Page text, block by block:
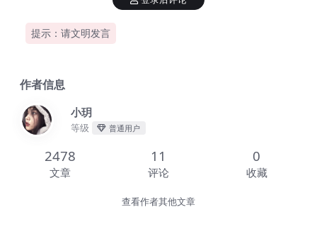
提示：请文明发言
作者信息
小玥
等级 普通用户
2478
文章
11
评论
0
收藏
查看作者其他文章